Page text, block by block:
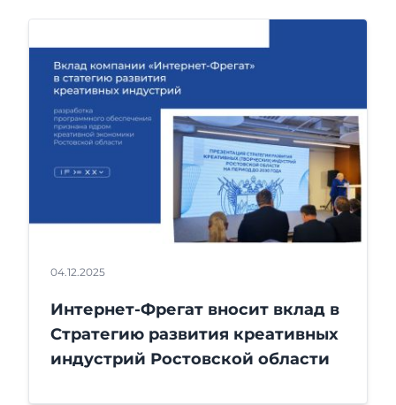
04.12.2025
Интернет-Фрегат вносит вклад в
Стратегию развития креативных
индустрий Ростовской области